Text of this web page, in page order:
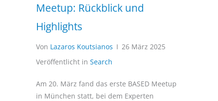
Meetup: Rückblick und
Highlights
Von Lazaros Koutsianos I 26 März 2025
Veröffentlicht in Search
Am 20. März fand das erste BASED Meetup
in München statt, bei dem Experten